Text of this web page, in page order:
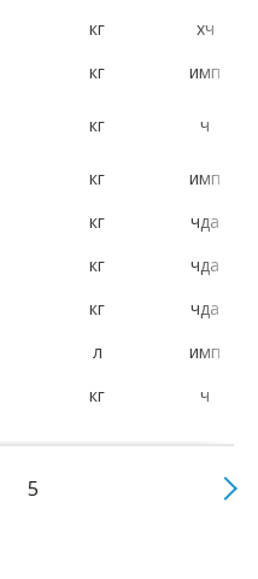
кг
хч
кг
имп
кг ч
кг
имп
кг
чда
кг
чда
кг
чда
л
имп
кг ч
5